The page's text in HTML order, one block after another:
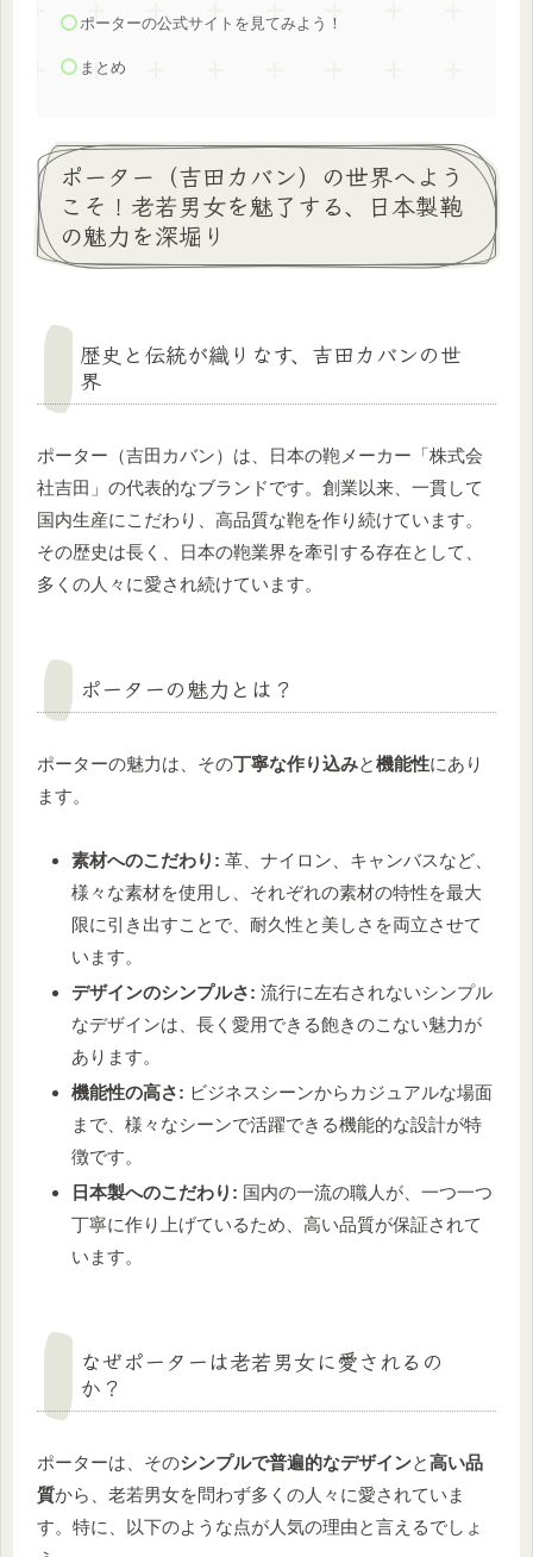
ポーターの公式サイトを見てみよう！
まとめ
ポーター（吉田カバン）の世界へよう
こそ！老若男女を魅了する、日本製鞄
の魅力を深堀り
歴史と伝統が織りなす、吉田カバンの世
界
ポーター（吉田カバン）は、日本の鞄メーカー「株式会
社吉田」の代表的なブランドです。創業以来、一貫して
国内生産にこだわり、高品質な鞄を作り続けています。
その歴史は長く、日本の鞄業界を牽引する存在として、
多くの人々に愛され続けています。
ポーターの魅力とは？
ポーターの魅力は、その丁寧な作り込みと機能性にあり
ます。
素材へのこだわり: 革、ナイロン、キャンバスなど、
様々な素材を使用し、それぞれの素材の特性を最大
限に引き出すことで、耐久性と美しさを両立させて
います。
デザインのシンプルさ: 流行に左右されないシンプル
なデザインは、長く愛用できる飽きのこない魅力が
あります。
機能性の高さ: ビジネスシーンからカジュアルな場面
まで、様々なシーンで活躍できる機能的な設計が特
徴です。
日本製へのこだわり: 国内の一流の職人が、一つ一つ
丁寧に作り上げているため、高い品質が保証されて
います。
なぜポーターは老若男女に愛されるの
か？
ポーターは、そのシンプルで普遍的なデザインと高い品
質から、老若男女を問わず多くの人々に愛されていま
す。特に、以下のような点が人気の理由と言えるでしょ